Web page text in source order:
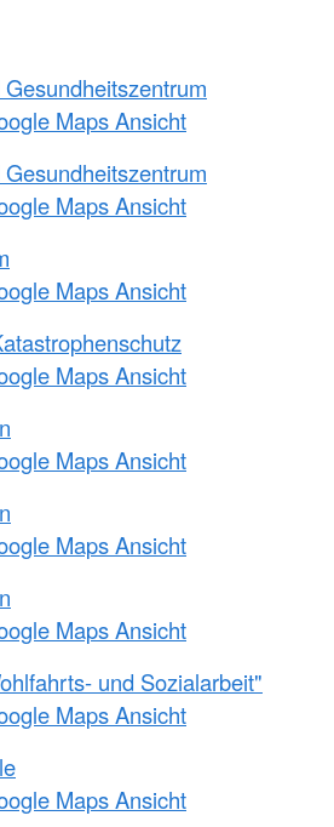
Maps Ansicht
Maps Ansicht
Maps Ansicht
Maps Ansicht
Maps Ansicht
Maps Ansicht
Maps Ansicht
und Sozialarbeit"
Maps Ansicht
Maps Ansicht